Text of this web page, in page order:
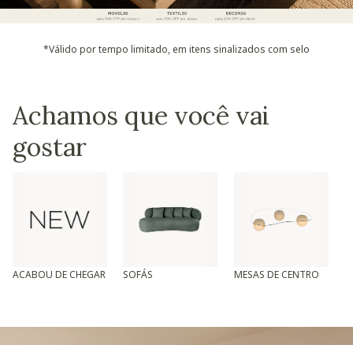
*Válido por tempo limitado, em itens sinalizados com selo
Achamos que você vai
gostar
ACABOU DE CHEGAR SOFÁS MESAS DE CENTRO